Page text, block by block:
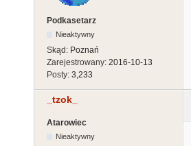
Podkasetarz
Nieaktywny
Skąd: Poznań
Zarejestrowany: 2016-10-13
Posty: 3,233
_tzok_
Atarowiec
Nieaktywny